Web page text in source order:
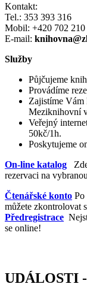
Kontakt:
Tel.: 353 393 316
Mobil: +420 702 210
E-mail:
Služby
Půjčujeme
Provádíme
Zajistíme
Meziknihovní
Veřejný
50kč/1h.
Poskytujeme
On-line katalog
rezervaci na
Čtenářské konto Po
můžete zkontrolovat
Předregistrace
se online!
UDÁLOSTI